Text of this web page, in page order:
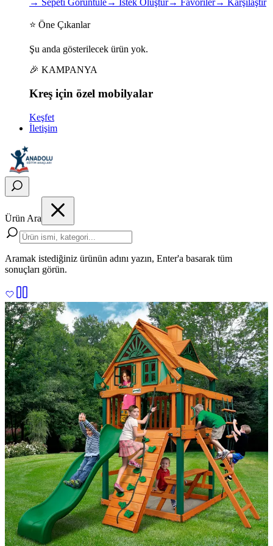
→ Sepeti Görüntüle→ İstek Oluştur→ Favoriler→ Karşılaştır
⭐ Öne Çıkanlar
Şu anda gösterilecek ürün yok.
🎉 KAMPANYA
Kreş için özel mobilyalar
Keşfet
İletişim
Ürün Ara
Aramak istediğiniz ürünün adını yazın, Enter'a basarak tüm
sonuçları görün.